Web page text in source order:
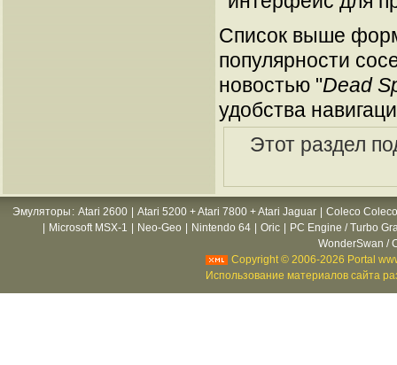
Список выше
популярности
новостью "Dead
удобства
Этот раздел
Эмуляторы : Atari 2600 Atari 5200 + Atari 7800 + Atari Jaguar
Coleco
Microsoft MSX-1 Neo-Geo Nintendo 64 Oric
PC Engine / Turbo
WonderSwan /
Copyright © 2006-2026 Portal
Использование материалов сайта